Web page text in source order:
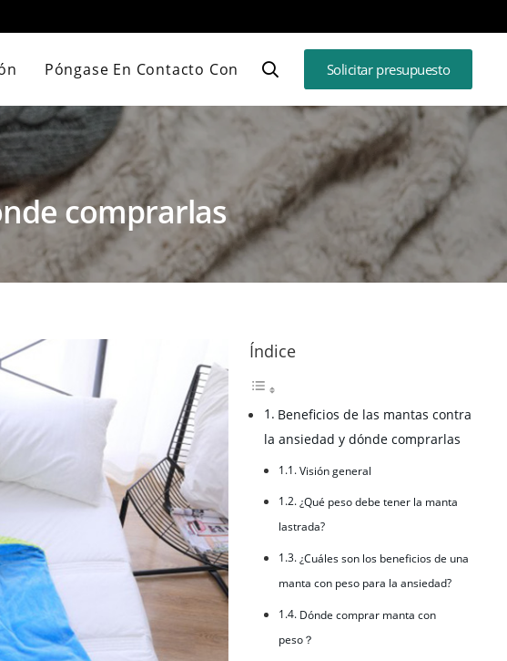
Póngase En Contacto Con Solicitar presupuesto
comprarlas
Índice
Beneficios de las mantas contra
la ansiedad y dónde comprarlas
Visión general
¿Qué peso debe tener la manta
lastrada?
¿Cuáles son los beneficios de una
manta con peso para la ansiedad?
Dónde comprar manta con
peso？